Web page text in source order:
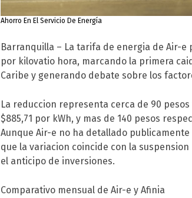
Ahorro En El Servicio De Energía
Barranquilla – La tarifa de energia de Air-e
por kilovatio hora, marcando la primera
Caribe y generando debate sobre los
La reduccion representa cerca de 90
$885,71 por kWh, y mas de 140 pesos
Aunque Air-e no ha detallado
que la variacion coincide con la
el anticipo de inversiones.
Comparativo mensual de Air-e y Afinia